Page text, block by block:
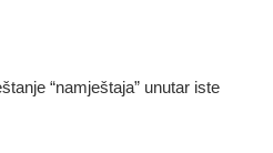
“namještaja” unutar iste